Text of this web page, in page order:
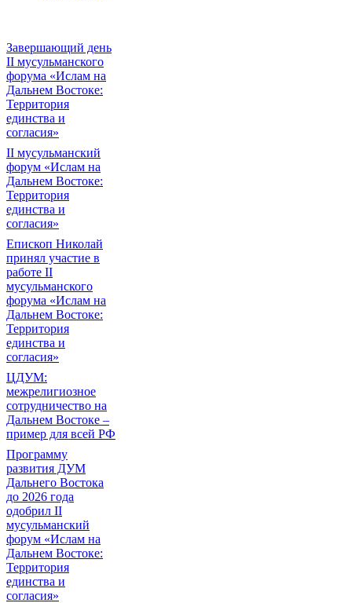
Завершающий день
II мусульманского
форума «Ислам на
Дальнем Востоке:
Территория
единства и
согласия»
II мусульманский
форум «Ислам на
Дальнем Востоке:
Территория
единства и
согласия»
Епископ Николай
принял участие в
работе II
мусульманского
форума «Ислам на
Дальнем Востоке:
Территория
единства и
согласия»
ЦДУМ:
межрелигиозное
сотрудничество на
Дальнем Востоке –
пример для всей РФ
Программу
развития ДУМ
Дальнего Востока
до 2026 года
одобрил II
мусульманский
форум «Ислам на
Дальнем Востоке:
Территория
единства и
согласия»